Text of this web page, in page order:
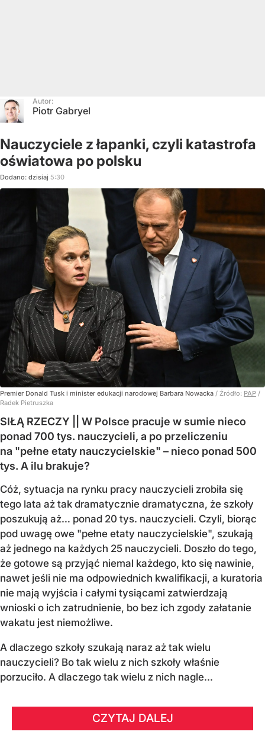
Autor:
Piotr Gabryel
Nauczyciele z łapanki, czyli katastrofa
oświatowa po polsku
Dodano: dzisiaj 5:30
Premier Donald Tusk i minister edukacji narodowej Barbara Nowacka / Źródło: PAP /
Radek Pietruszka
SIŁĄ RZECZY || W Polsce pracuje w sumie nieco
ponad 700 tys. nauczycieli, a po przeliczeniu
na "pełne etaty nauczycielskie" – nieco ponad 500
tys. A ilu brakuje?
Cóż, sytuacja na rynku pracy nauczycieli zrobiła się
tego lata aż tak dramatycznie dramatyczna, że szkoły
poszukują aż… ponad 20 tys. nauczycieli. Czyli, biorąc
pod uwagę owe "pełne etaty nauczycielskie", szukają
aż jednego na każdych 25 nauczycieli. Doszło do tego,
że gotowe są przyjąć niemal każdego, kto się nawinie,
nawet jeśli nie ma odpowiednich kwalifikacji, a kuratoria
nie mają wyjścia i całymi tysiącami zatwierdzają
wnioski o ich zatrudnienie, bo bez ich zgody załatanie
wakatu jest niemożliwe.
A dlaczego szkoły szukają naraz aż tak wielu
nauczycieli? Bo tak wielu z nich szkoły właśnie
porzuciło. A dlaczego tak wielu z nich nagle...
CZYTAJ DALEJ